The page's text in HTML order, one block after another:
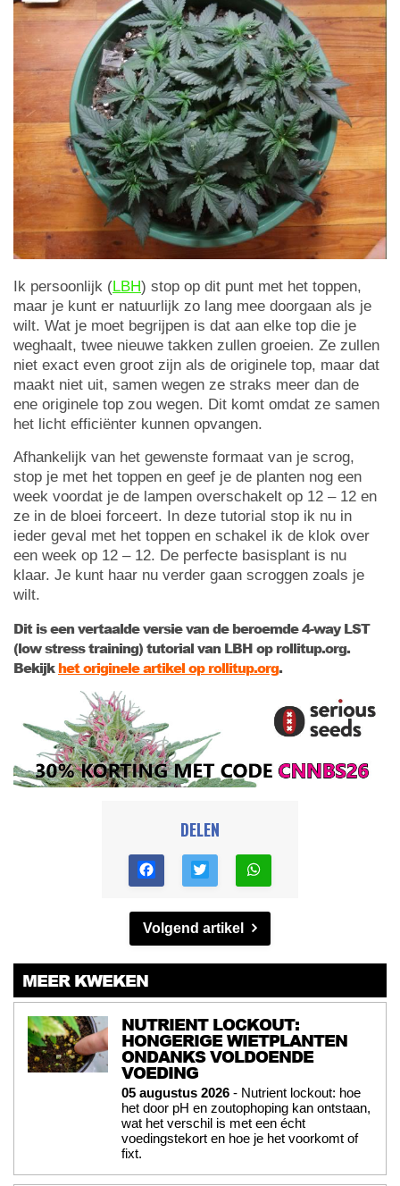
Ik persoonlijk (LBH) stop op dit punt met het toppen,
maar je kunt er natuurlijk zo lang mee doorgaan als je
wilt. Wat je moet begrijpen is dat aan elke top die je
weghaalt, twee nieuwe takken zullen groeien. Ze zullen
niet exact even groot zijn als de originele top, maar dat
maakt niet uit, samen wegen ze straks meer dan de
ene originele top zou wegen. Dit komt omdat ze samen
het licht efficiënter kunnen opvangen.
Afhankelijk van het gewenste formaat van je scrog,
stop je met het toppen en geef je de planten nog een
week voordat je de lampen overschakelt op 12 – 12 en
ze in de bloei forceert. In deze tutorial stop ik nu in
ieder geval met het toppen en schakel ik de klok over
een week op 12 – 12. De perfecte basisplant is nu
klaar. Je kunt haar nu verder gaan scroggen zoals je
wilt.
Dit is een vertaalde versie van de beroemde 4-way LST
(low stress training) tutorial van LBH op rollitup.org.
Bekijkhet originele artikel op rollitup.org.
DELEN
Volgend artikel
MEER KWEKEN
NUTRIENT LOCKOUT:
HONGERIGE WIETPLANTEN
ONDANKS VOLDOENDE
VOEDING
05 augustus 2026 - Nutrient lockout: hoe
het door pH en zoutophoping kan ontstaan,
wat het verschil is met een écht
voedingstekort en hoe je het voorkomt of
fixt.